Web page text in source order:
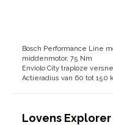
Bosch Performance Line
middenmotor, 75 Nm
Enviolo City traploze
Actieradius van 60 tot 150
Lovens